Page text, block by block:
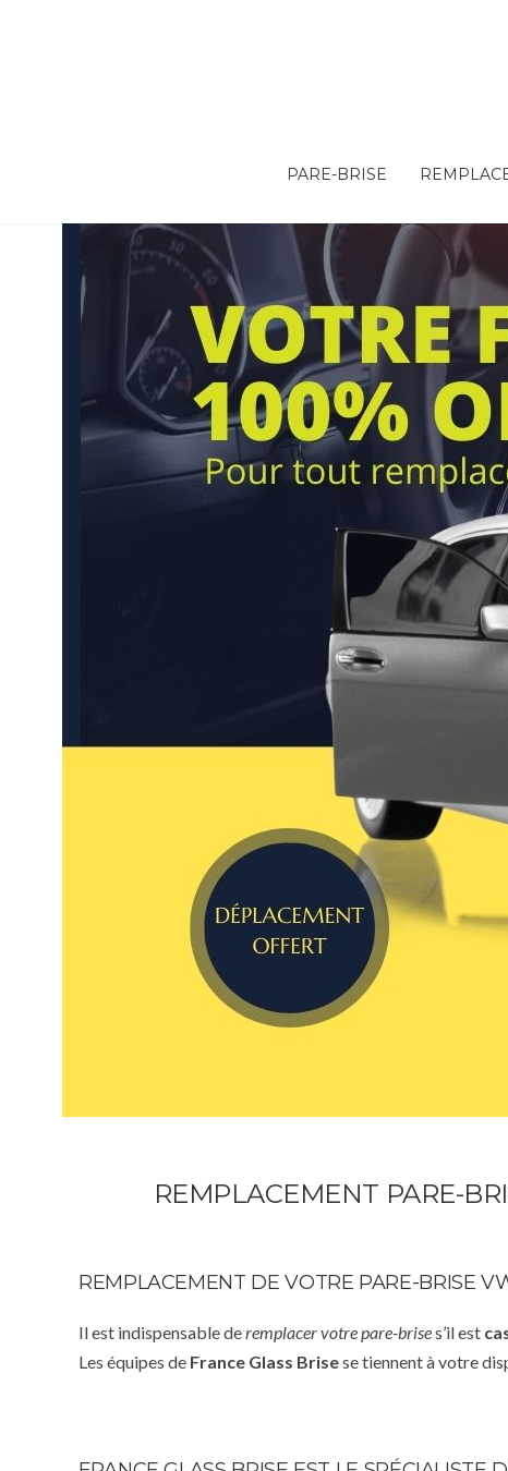
PARE-BRISE
REMPLACEMENT PARE-
REMPLACEMENT DE VOTRE PARE-BRISE
Il est indispensable deremplacer votre pare-brises’il est
Les équipes de France Glass Brisese tiennent à votre